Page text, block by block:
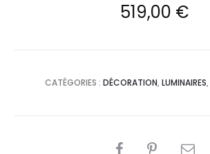
519,00 €
CATÉGORIES : DÉCORATION, LUMINAIRES,
PARTAGER